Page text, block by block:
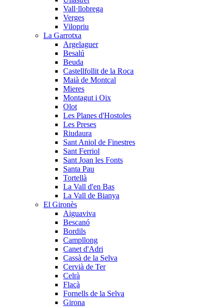
Vall·llobrega
Verges
Vilopriu
La Garrotxa
Argelaguer
Besalú
Beuda
Castellfollit de la Roca
Maià de Montcal
Mieres
Montagut i Oix
Olot
Les Planes d'Hostoles
Les Preses
Riudaura
Sant Aniol de Finestres
Sant Ferriol
Sant Joan les Fonts
Santa Pau
Tortellà
La Vall d'en Bas
La Vall de Bianya
El Gironès
Aiguaviva
Bescanó
Bordils
Campllong
Canet d'Adri
Cassà de la Selva
Cervià de Ter
Celrà
Flaçà
Fornells de la Selva
Girona